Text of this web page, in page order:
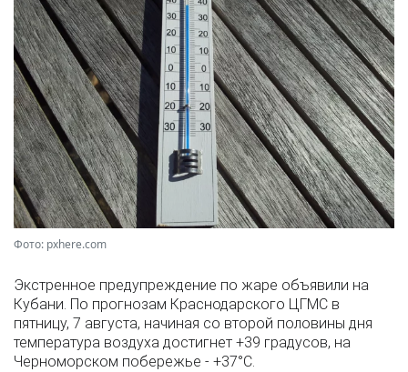
Фото: pxhere.com
Экстренное предупреждение по жаре объявили на
Кубани. По прогнозам Краснодарского ЦГМС в
пятницу, 7 августа, начиная со второй половины дня
температура воздуха достигнет +39 градусов, на
Черноморском побережье - +37°­С.